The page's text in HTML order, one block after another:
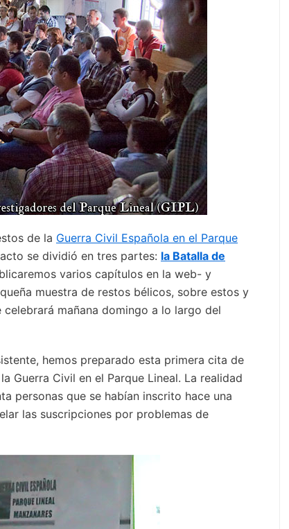
de la Guerra Civil Española en el Parque
se dividió en tres partes: la Batalla de
varios capítulos en la web- y
muestra de restos bélicos, sobre estos y
mañana domingo a lo largo del
hemos preparado esta primera cita de
Guerra Civil en el Parque Lineal. La realidad
personas que se habían inscrito hace una
las suscripciones por problemas de